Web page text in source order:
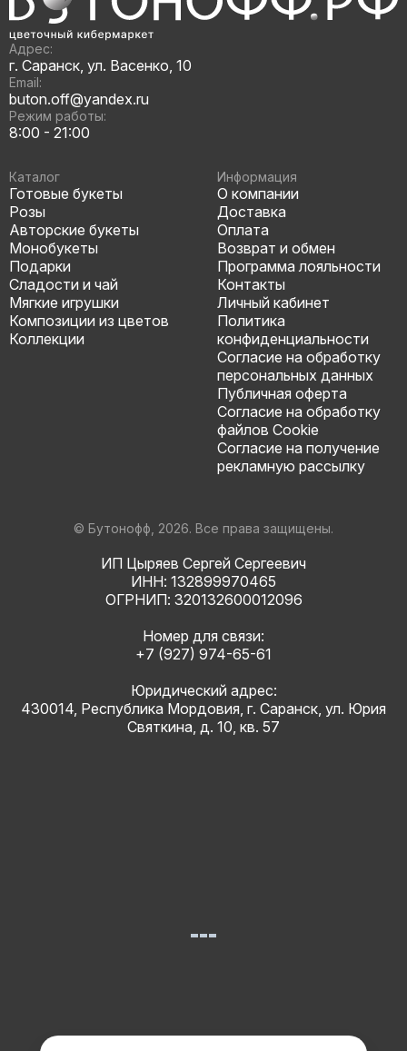
Адрес:
г. Саранск, ул. Васенко, 10
Email:
buton.off@yandex.ru
Режим работы:
8:00 - 21:00
Каталог
Готовые букеты
Розы
Авторские букеты
Монобукеты
Подарки
Сладости и чай
Мягкие игрушки
Композиции из цветов
Коллекции
Информация
О компании
Доставка
Оплата
Возврат и обмен
Программа лояльности
Контакты
Личный кабинет
Политика
конфиденциальности
Согласие на обработку
персональных данных
Публичная оферта
Согласие на обработку
файлов Cookie
Согласие на получение
рекламную рассылку
© Бутонофф, 2026. Все права защищены.
ИП Цыряев Сергей Сергеевич
ИНН: 132899970465
ОГРНИП: 320132600012096
Номер для связи:
+7 (927) 974-65-61
Юридический адрес:
430014, Республика Мордовия, г. Саранск, ул. Юрия
Святкина, д. 10, кв. 57